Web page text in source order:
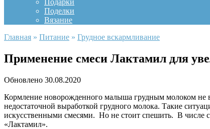
Подарки
Поделки
Вязание
Главная » Питание » Грудное вскармливание
Применение смеси Лактамил для
Обновлено 30.08.2020
Кормление новорожденного малыша грудным молоком не
недостаточной выработкой грудного молока. Такие
искусственными смесями. Но не стоит спешить. В числе
«Лактамил».